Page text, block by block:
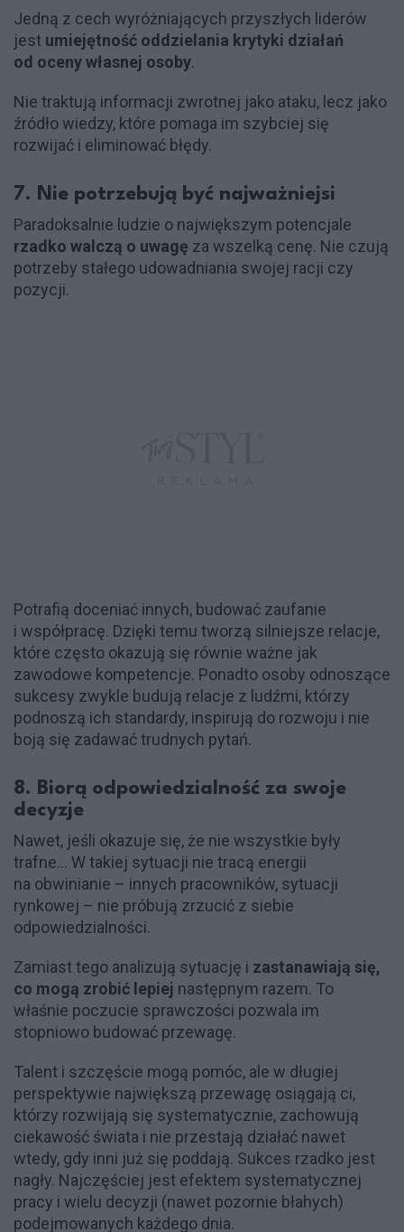
Jedną z cech wyróżniających przyszłych liderów
jest umiejętność oddzielania krytyki działań
od oceny własnej osoby.
Nie traktują informacji zwrotnej jako ataku, lecz jako
źródło wiedzy, które pomaga im szybciej się
rozwijać i eliminować błędy.
7. Nie potrzebują być najważniejsi
Paradoksalnie ludzie o największym potencjale
rzadko walczą o uwagę za wszelką cenę. Nie czują
potrzeby stałego udowadniania swojej racji czy
pozycji.
Potrafią doceniać innych, budować zaufanie
i współpracę. Dzięki temu tworzą silniejsze relacje,
które często okazują się równie ważne jak
zawodowe kompetencje. Ponadto osoby odnoszące
sukcesy zwykle budują relacje z ludźmi, którzy
podnoszą ich standardy, inspirują do rozwoju i nie
boją się zadawać trudnych pytań.
8. Biorą odpowiedzialność za swoje
decyzje
Nawet, jeśli okazuje się, że nie wszystkie były
trafne… W takiej sytuacji nie tracą energii
na obwinianie – innych pracowników, sytuacji
rynkowej – nie próbują zrzucić z siebie
odpowiedzialności.
Zamiast tego analizują sytuację i zastanawiają się,
co mogą zrobić lepiej następnym razem. To
właśnie poczucie sprawczości pozwala im
stopniowo budować przewagę.
Talent i szczęście mogą pomóc, ale w długiej
perspektywie największą przewagę osiągają ci,
którzy rozwijają się systematycznie, zachowują
ciekawość świata i nie przestają działać nawet
wtedy, gdy inni już się poddają. Sukces rzadko jest
nagły. Najczęściej jest efektem systematycznej
pracy i wielu decyzji (nawet pozornie błahych)
podejmowanych każdego dnia.